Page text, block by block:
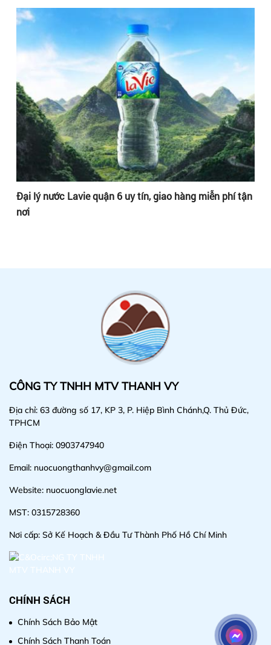
Đại lý nước Lavie quận 6 uy tín, giao hàng miễn phí tận
nơi
CÔNG TY TNHH MTV THANH VY
Địa chỉ: 63 đường số 17, KP 3, P. Hiệp Bình Chánh,Q. Thủ Đức,
TPHCM
Điện Thoại: 0903747940
Email: nuocuongthanhvy@gmail.com
Website: nuocuonglavie.net
MST: 0315728360
Nơi cấp: Sở Kế Hoạch & Đầu Tư Thành Phố Hồ Chí Minh
CHÍNH SÁCH
Chính Sách Bảo Mật
Chính Sách Thanh Toán